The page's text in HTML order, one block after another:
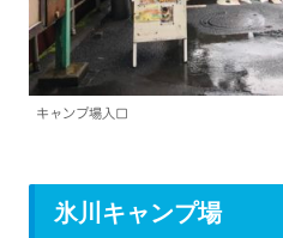
キャンプ場入口
氷川キャンプ場